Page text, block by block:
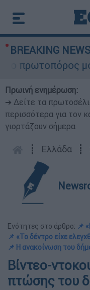
BREAKING
Πρωινή ενημέρωση:
➔ Δείτε τα
περισσότερα για τον
γιορτάζουν σήμερα
┋ Ελλάδα ┋
Ενότητες στο άρθρο: 📌
📌 «Το δέντρο είχε
📌 Η ανακοίνωση του
Βίντεο-
πτώσης του